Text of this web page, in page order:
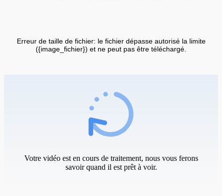
Erreur de taille de fichier: le fichier dépasse autorisé la limite
({image_fichier}) et ne peut pas être téléchargé.
Votre vidéo est en cours de traitement, nous vous ferons
savoir quand il est prêt à voir.